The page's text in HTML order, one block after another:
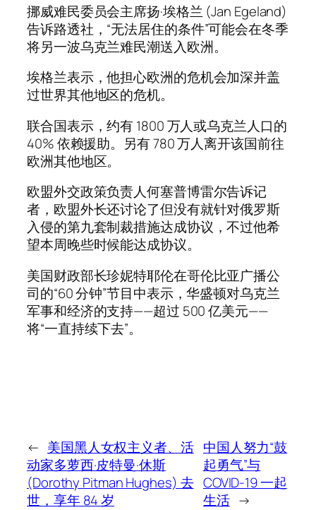
挪威难民委员会主席扬·埃格兰 (Jan Egeland)
告诉路透社，“无法居住的条件”可能会在冬季
将另一波乌克兰难民潮送入欧洲。
埃格兰表示，他担心欧洲的危机会加深并盖
过世界其他地区的危机。
联合国表示，约有 1800 万人或乌克兰人口的
40% 依赖援助。另有 780 万人离开该国前往
欧洲其他地区。
欧盟外交政策负责人何塞普博雷尔告诉记
者，欧盟外长还讨论了但没有就针对俄罗斯
入侵的第九套制裁措施达成协议，不过他希
望本周晚些时候能达成协议。
美国财政部长珍妮特耶伦在哥伦比亚广播公
司的“60 分钟”节目中表示，华盛顿对乌克兰
军事和经济的支持——超过 500 亿美元——
将“一直持续下去”。
← 美国黑人女权主义者、活
动家多萝西·皮特曼·休斯
(Dorothy Pitman Hughes) 去
世，享年 84 岁
中国人努力“鼓
起勇气”与
COVID-19 一起
生活 →